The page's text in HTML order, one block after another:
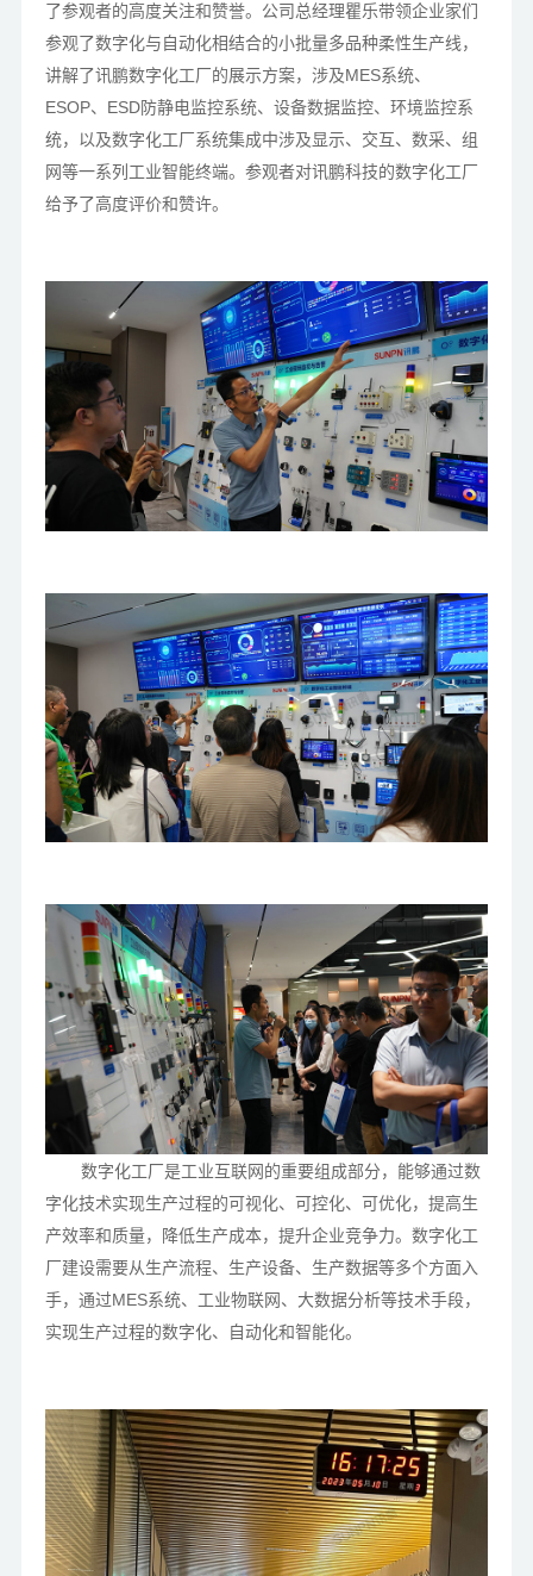
了参观者的高度关注和赞誉。公司总经理瞿乐带领企业家们
参观了数字化与自动化相结合的小批量多品种柔性生产线，
讲解了讯鹏数字化工厂的展示方案，涉及MES系统、
ESOP、ESD防静电监控系统、设备数据监控、环境监控系
统，以及数字化工厂系统集成中涉及显示、交互、数采、组
网等一系列工业智能终端。参观者对讯鹏科技的数字化工厂
给予了高度评价和赞许。
数字化工厂是工业互联网的重要组成部分，能够通过数
字化技术实现生产过程的可视化、可控化、可优化，提高生
产效率和质量，降低生产成本，提升企业竞争力。数字化工
厂建设需要从生产流程、生产设备、生产数据等多个方面入
手，通过MES系统、工业物联网、大数据分析等技术手段，
实现生产过程的数字化、自动化和智能化。